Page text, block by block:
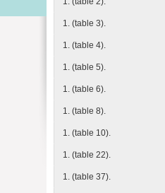
1. (table 3).
1. (table 4).
1. (table 5).
1. (table 6).
1. (table 8).
1. (table 10).
1. (table 22).
1. (table 37).